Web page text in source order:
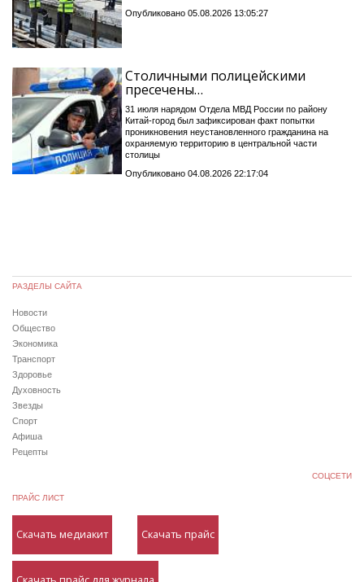
Опубликовано 05.08.2026 13:05:27
Столичными полицейскими
пресечены…
31 июля нарядом Отдела МВД России по району
Китай-город был зафиксирован факт попытки
проникновения неустановленного гражданина на
охраняемую территорию в центральной части
столицы
Опубликовано 04.08.2026 22:17:04
РАЗДЕЛЫ САЙТА
Новости
Общество
Экономика
Транспорт
Здоровье
Духовность
Звезды
Спорт
Афиша
Рецепты
СОЦСЕТИ
ПРАЙС ЛИСТ
Скачать медиакит Скачать прайс